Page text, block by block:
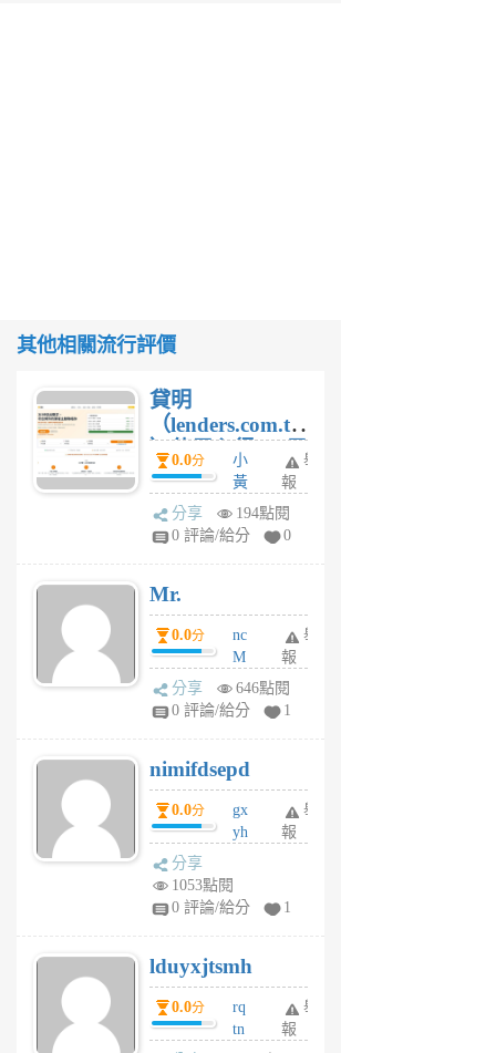
其他相關流行評價
貸明
（lenders.com.tw
）使用心得 — 民
間貸款比較平台
體驗
0.0分
小
黃
蜂
1
舉
報
分享
194點閱
0 評論/給分
0
Mr.
0.0分
nc
M
U
F
U
5
個
月
舉
報
分享
646點閱
0 評論/給分
1
nimifdsepd
0.0分
gx
yh
jl
月
前
舉
報
分享
1053點閱
0 評論/給分
1
lduyxjtsmh
0.0分
rq
tn
舉
報